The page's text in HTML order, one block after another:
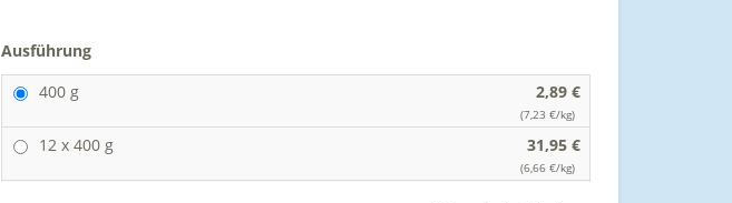
Ausführung
400 g
2,89 €
(7,23 €/kg)
12 x 400 g 31,95 €
(6,66 €/kg)